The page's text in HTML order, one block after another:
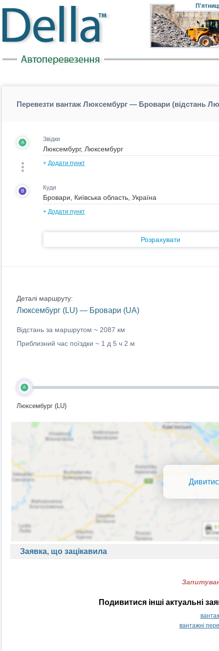
Перевезти вантаж Люксембург — Бровари (відстань
A Звідки
+ Додати пункт
B Куди
+ Додати пункт
Розрахувати
Деталі маршруту:
Люксембург (LU) — Бровари (UA)
Відстань за маршрутом ~ 2087 км
Приблизний час поїздки ~ 1 д 5 ч 2 м
A
Люксембург (LU)
Заявка, що зацікавила
Подивитися інші актуальні
вантажні